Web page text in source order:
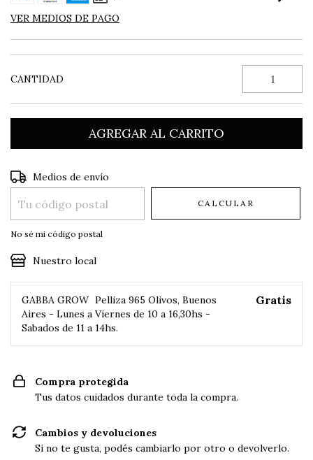
VER MEDIOS DE PAGO
CANTIDAD
Entregas para el CP:
Medios de envío
CALCULAR
No sé mi código postal
Nuestro local
GABBA GROW Pelliza 965 Olivos, Buenos
Aires - Lunes a Viernes de 10 a 16,30hs -
Sabados de 11 a 14hs.
Gratis
Compra protegida
Tus datos cuidados durante toda la compra.
Cambios y devoluciones
Si no te gusta, podés cambiarlo por otro o devolverlo.